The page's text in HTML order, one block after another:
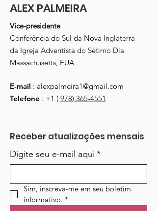
ALEX PALMEIRA
Vice-presidente
Conferência do Sul da Nova Inglaterra
da Igreja Adventista do Sétimo Dia
Massachusetts, EUA
E-mail : alexpalmeira1@gmail.com
Telefone : +1 ( 978) 365-4551
Receber atualizações mensais
Digite seu e-mail aqui *
Sim, inscreva-me em seu boletim
informativo. *